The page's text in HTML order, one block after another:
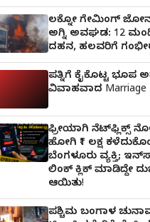
ಲಕ್ನೋ ಗೇಮಿಂಗ್
ಅಗ್ನಿ ಅವಘಡ: 12
ದಹನ, ಹಲವರಿಗೆ
ಪತ್ನಿಗೆ ಕೈಕೊಟ್ಟ ಭೂಪ
ವಿವಾಹವಾದ Marriage
ಫ್ರೀಯಾಗಿ ನೆಟ್‌ಫ್ಲಿಕ್ಸ್
ಹೋಗಿ ₹1 ಲಕ್ಷ
ಬೆಂಗಳೂರು ವ್ಯಕ್ತಿ;
ಲಿಂಕ್ ಕ್ಲಿಕ್ ಮಾಡಿದ್ದೇ
ಆಯಿತು!
ಪಶ್ಚಿಮ ಬಂಗಾಳ